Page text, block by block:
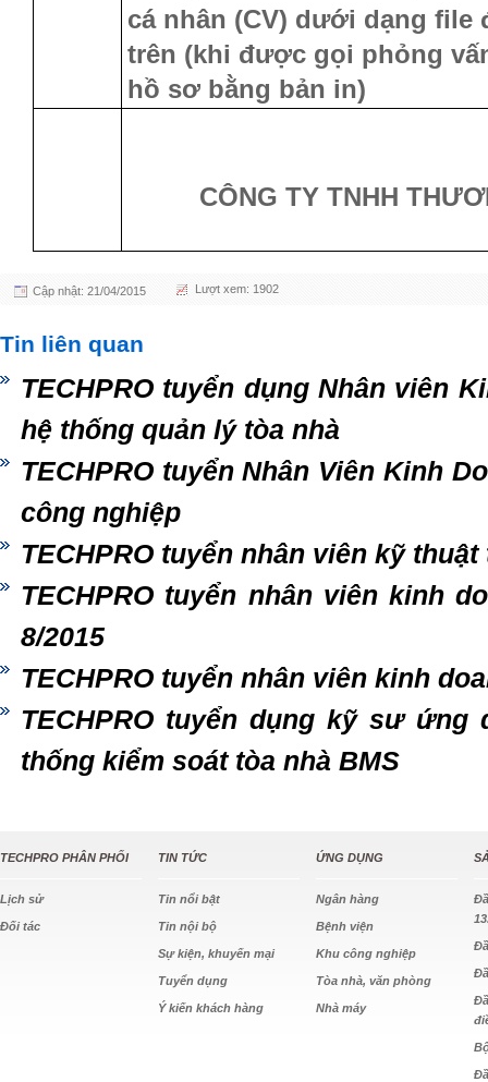
cá nhân (CV) dưới dạng file
trên (khi được gọi phỏng
hồ sơ bằng bản in)
CÔNG TY TNHH
Cập nhật: 21/04/2015 Lượt xem: 1902
Tin liên quan
TECHPRO tuyển dụng Nhân viên
hệ thống quản lý tòa nhà
TECHPRO tuyển Nhân Viên Kinh
công nghiệp
TECHPRO tuyển nhân viên kỹ thuật
TECHPRO tuyển nhân viên kinh
8/2015
TECHPRO tuyển nhân viên kinh
TECHPRO tuyển dụng kỹ sư
thống kiểm soát tòa nhà BMS
TECHPRO PHÂN PHỐI
Lịch sử
Đối tác
TIN TỨC
Tin nổi bật
Tin nội bộ
Sự kiện, khuyến mại
Tuyển dụng
Ý kiến khách hàng
ỨNG DỤNG
Ngân hàng
Bệnh viện
Khu công nghiệp
Tòa nhà, văn phòng
Nhà máy